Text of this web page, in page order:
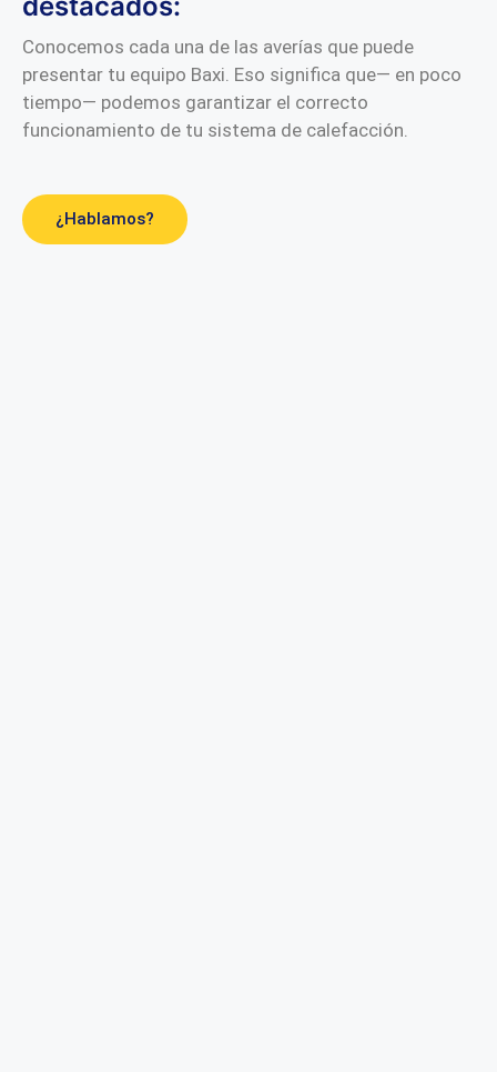
Conocemos cada una de las averías que puede
presentar tu equipo Baxi. Eso significa que— en poco
tiempo— podemos garantizar el correcto
funcionamiento de tu sistema de calefacción.
¿Hablamos?